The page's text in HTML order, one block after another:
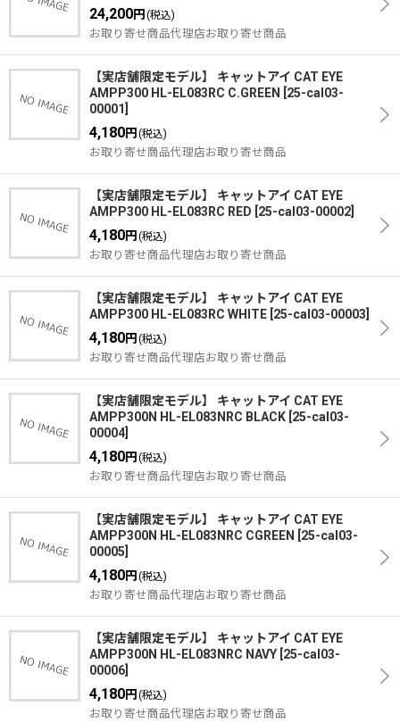
24,200円 (税込)
お取り寄せ商品代理店お取り寄せ商品
【実店舗限定モデル】 キャットアイ CAT EYE
AMPP300 HL-EL083RC C.GREEN
25-cal03-
00001
4,180円 (税込)
お取り寄せ商品代理店お取り寄せ商品
【実店舗限定モデル】 キャットアイ CAT EYE
AMPP300 HL-EL083RC RED 25-cal03-00002
4,180円 (税込)
お取り寄せ商品代理店お取り寄せ商品
【実店舗限定モデル】 キャットアイ CAT EYE
AMPP300 HL-EL083RC WHITE 25-cal03-00003
4,180円 (税込)
お取り寄せ商品代理店お取り寄せ商品
【実店舗限定モデル】 キャットアイ CAT EYE
AMPP300N HL-EL083NRC BLACK 25-cal03-
00004
4,180円 (税込)
お取り寄せ商品代理店お取り寄せ商品
【実店舗限定モデル】 キャットアイ CAT EYE
AMPP300N HL-EL083NRC CGREEN
25-cal03-
00005
4,180円 (税込)
お取り寄せ商品代理店お取り寄せ商品
【実店舗限定モデル】 キャットアイ CAT EYE
AMPP300N HL-EL083NRC NAVY 25-cal03-
00006
4,180円 (税込)
お取り寄せ商品代理店お取り寄せ商品